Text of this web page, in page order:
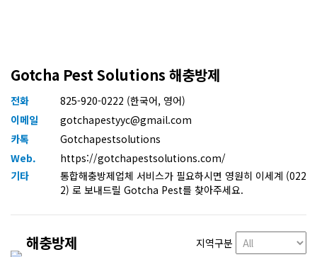
Gotcha Pest Solutions 해충방제
전화
825-920-0222 (한국어, 영어)
이메일
gotchapestyyc@gmail.com
카톡
Gotchapestsolutions
Web.
https://gotchapestsolutions.com/
기타
통합해충방제업체 서비스가 필요하시면 영원히 이세계 (022
2) 로 보내드릴 Gotcha Pest를 찾아주세요.
해충방제 지역구분